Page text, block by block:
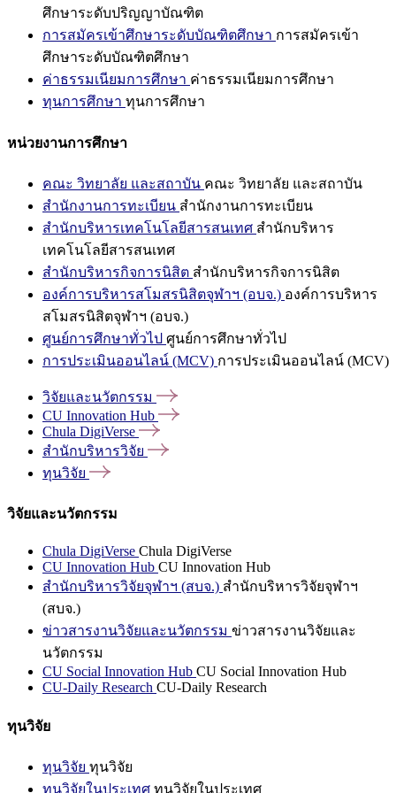
ศึกษาระดับปริญญาบัณฑิต
การสมัครเข้าศึกษาระดับบัณฑิตศึกษา การสมัครเข้า
ศึกษาระดับบัณฑิตศึกษา
ค่าธรรมเนียมการศึกษา ค่าธรรมเนียมการศึกษา
ทุนการศึกษา ทุนการศึกษา
หน่วยงานการศึกษา
คณะ วิทยาลัย และสถาบัน คณะ วิทยาลัย และสถาบัน
สำนักงานการทะเบียน สำนักงานการทะเบียน
สำนักบริหารเทคโนโลยีสารสนเทศ สำนักบริหาร
เทคโนโลยีสารสนเทศ
สำนักบริหารกิจการนิสิต สำนักบริหารกิจการนิสิต
องค์การบริหารสโมสรนิสิตจุฬาฯ (อบจ.) องค์การบริหาร
สโมสรนิสิตจุฬาฯ (อบจ.)
ศูนย์การศึกษาทั่วไป ศูนย์การศึกษาทั่วไป
การประเมินออนไลน์ (MCV) การประเมินออนไลน์ (MCV)
วิจัยและนวัตกรรม
CU Innovation Hub
Chula DigiVerse
สำนักบริหารวิจัย
ทุนวิจัย
วิจัยและนวัตกรรม
Chula DigiVerse Chula DigiVerse
CU Innovation Hub CU Innovation Hub
สำนักบริหารวิจัยจุฬาฯ (สบจ.) สำนักบริหารวิจัยจุฬาฯ
(สบจ.)
ข่าวสารงานวิจัยและนวัตกรรม ข่าวสารงานวิจัยและ
นวัตกรรม
CU Social Innovation Hub CU Social Innovation Hub
CU-Daily Research CU-Daily Research
ทุนวิจัย
ทุนวิจัย ทุนวิจัย
ทุนวิจัยในประเทศ ทุนวิจัยในประเทศ